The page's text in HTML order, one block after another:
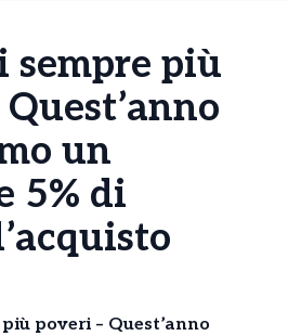
sempre più
un
5% di
poveri – Quest’anno